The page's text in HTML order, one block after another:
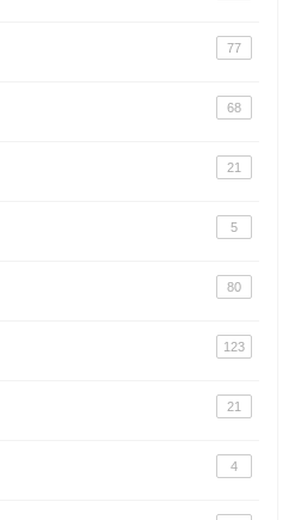
77
68
21
5
80
123
21
4